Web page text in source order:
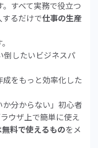
。すべて実務で役立つ
るだけで仕事の生産
倒したいビジネスパ
をもっと効率化した
か分からない」初心者
ウザ上で簡単に使え
料で使えるものをメ